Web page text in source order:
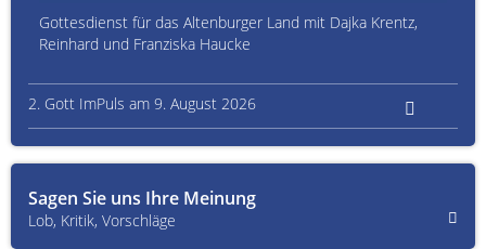
Gottesdienst für das Altenburger Land mit Dajka Krentz,
Reinhard und Franziska Haucke
2. Gott ImPuls am 9. August 2026
Sagen Sie uns Ihre Meinung
Lob, Kritik, Vorschläge